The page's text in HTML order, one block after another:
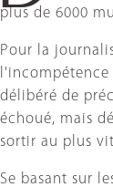
plus de 6000
Pour la
délibéré de
échoué, mais
sortir au plus
Se basant sur